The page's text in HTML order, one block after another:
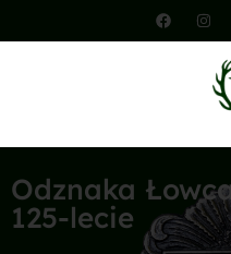
Odznaka
125-lecie